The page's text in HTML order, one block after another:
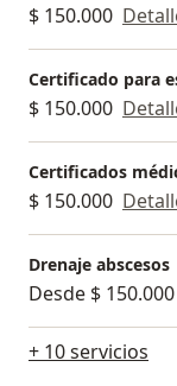
$ 150.000
Certificado para
$ 150.000
Certificados
$ 150.000
Drenaje abscesos
Desde $ 150.000
+ 10 servicios